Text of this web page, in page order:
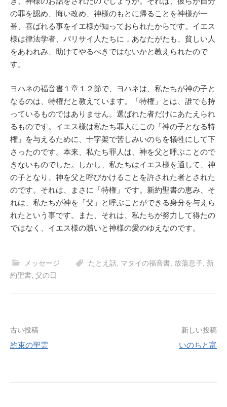
の罪を認め、悔い改め、神様のもとに帰ることを神様が一
番、喜ばれる事をイエ様が知っておられたからです。イエス
様は律法学者、パリサイ人たちに，あなたがたも、貧しい人
をあわれみ、助けてやるべきではないかと教えられたので
す。
ヨハネの福音書１章１２節で、ヨハネは、私たちが神の子と
なるのは、特権だと教えています。「特権」とは、誰でも持
っているものではありません。選ばれた者だけにあたえられ
るものです。イエス様は私たち罪人にこの「神の子となる特
権」を与えるために、十字架で苦しみいのちを犠牲にして下
さったのです。本来、私たち罪人は、神を父と呼ぶことので
きないものでした。しかし、私たちはイエス様を通して、神
の子となり、神を父と呼びかけることを許された者とされた
のです。それは、まさに「特権」です。新約聖書の恵み、そ
れは、私たちが神を「父」と呼ぶことができる身分を与えら
れたという事です。また、それは、私たちが努力して得たの
ではなく、イエス様の贖いと神様の愛のゆえなのです。
メッセージ たとえ話 マタイの福音書 放蕩息子
新
約聖書, 父の日
投
稿
古い投稿
約束の聖霊
新しい投稿
いのちと富